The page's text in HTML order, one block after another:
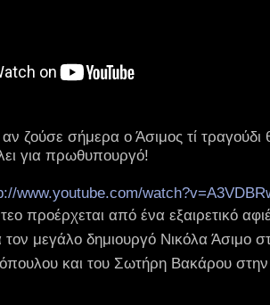
ζούσε σήμερα ο Άσιμος τί
για πρωθυπουργό!
www.youtube.com/
προέρχεται από ένα εξαιρετικό
τον μεγάλο δημιουργό Νικόλα Άσιμο
και του Σωτήρη Βακάρου